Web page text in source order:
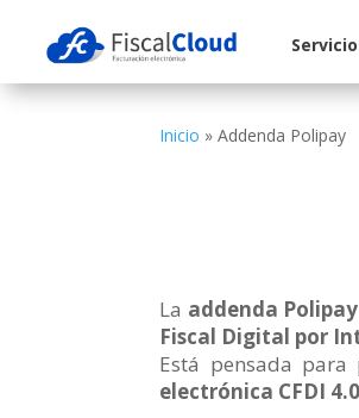
Inicio »Addenda Polipay
La addenda Polipay
Fiscal Digital por
Está pensada para
electrónica CFDI 4.0